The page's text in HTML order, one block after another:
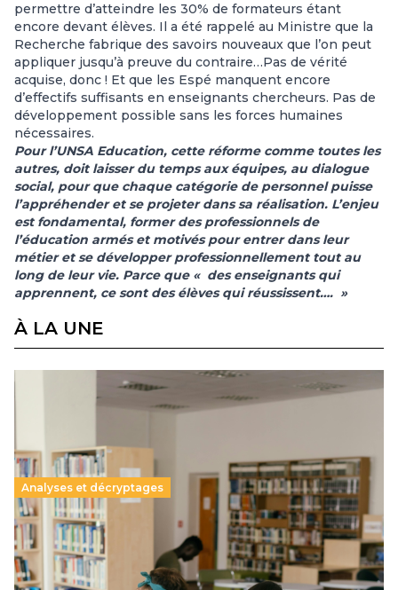
permettre d’atteindre les 30% de formateurs étant
encore devant élèves. Il a été rappelé au Ministre que la
Recherche fabrique des savoirs nouveaux que l’on peut
appliquer jusqu’à preuve du contraire…Pas de vérité
acquise, donc ! Et que les Espé manquent encore
d’effectifs suffisants en enseignants chercheurs. Pas de
développement possible sans les forces humaines
nécessaires.
Pour l’UNSA Education, cette réforme comme toutes les
autres, doit laisser du temps aux équipes, au dialogue
social, pour que chaque catégorie de personnel puisse
l’appréhender et se projeter dans sa réalisation. L’enjeu
est fondamental, former des professionnels de
l’éducation armés et motivés pour entrer dans leur
métier et se développer professionnellement tout au
long de leur vie. Parce que « des enseignants qui
apprennent, ce sont des élèves qui réussissent…. »
À LA UNE
Analyses et décryptages
Supérieur privé : une dérive qui met à mal la
promesse républicaine
11 juillet 2026-